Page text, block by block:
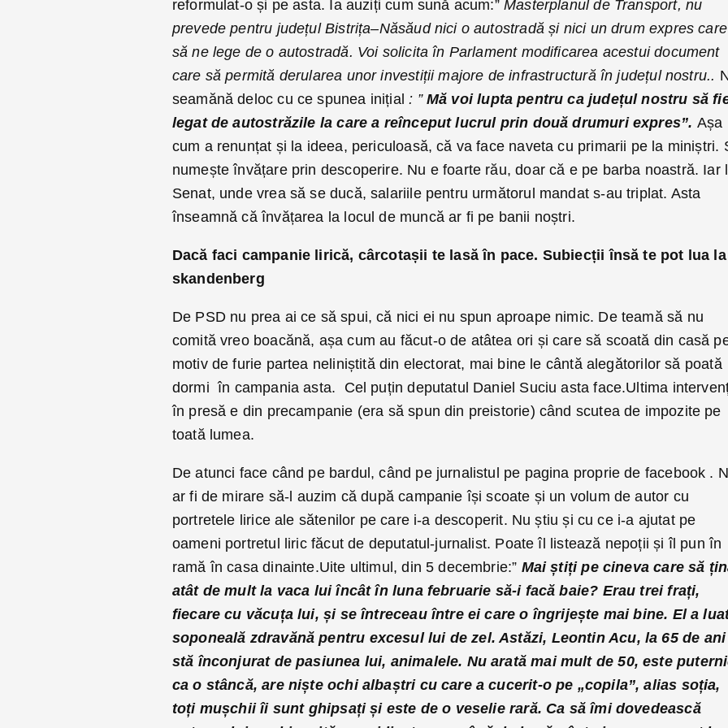
reformulat-o și pe asta. Ia auziți cum sună acum:”Masterplanul de Transport, nu
prevede pentru județul Bistrița–Năsăud nici o autostradă și nici un drum expres care
să ne lege de o autostradă. Voi solicita în Parlament modificarea acestui document
care să permită derularea unor investiții majore de infrastructură în județul nostru..
seamănă deloc cu ce spunea inițial : ” Mă voi lupta pentru ca județul nostru să
legat de autostrăzile la care a reînceput lucrul prin două drumuri expres”. Așa
cum a renunțat și la ideea, periculoasă, că va face naveta cu primarii pe la miniștri.
numește învățare prin descoperire. Nu e foarte rău, doar că e pe barba noastră. Iar
Senat, unde vrea să se ducă, salariile pentru următorul mandat s-au triplat. Asta
înseamnă că învățarea la locul de muncă ar fi pe banii noștri.
Dacă faci campanie lirică, cârcotașii te lasă în pace. Subiecții însă te pot lua la
skandenberg
De PSD nu prea ai ce să spui, că nici ei nu spun aproape nimic. De teamă să nu
comită vreo boacănă, așa cum au făcut-o de atâtea ori și care să scoată din casă
motiv de furie partea neliniștită din electorat, mai bine le cântă alegătorilor să poată
dormi în campania asta. Cel puțin deputatul Daniel Suciu asta face.Ultima
în presă e din precampanie (era să spun din preistorie) când scutea de impozite pe
toată lumea.
De atunci face când pe bardul, când pe jurnalistul pe pagina proprie de facebook .
ar fi de mirare să-l auzim că după campanie își scoate și un volum de autor cu
portretele lirice ale sătenilor pe care i-a descoperit. Nu știu și cu ce i-a ajutat pe
oameni portretul liric făcut de deputatul-jurnalist. Poate îl listează nepoții și îl pun în
ramă în casa dinainte.Uite ultimul, din 5 decembrie:” Mai știți pe cineva care să
atât de mult la vaca lui încât în luna februarie să-i facă baie? Erau trei frați,
fiecare cu văcuța lui, și se întreceau între ei care o îngrijește mai bine. El a
soponeală zdravănă pentru excesul lui de zel. Astăzi, Leontin Acu, la 65 de ani
stă înconjurat de pasiunea lui, animalele. Nu arată mai mult de 50, este
ca o stâncă, are niște ochi albaștri cu care a cucerit-o pe „copila”, alias soția,
toți mușchii îi sunt ghipsați și este de o veselie rară. Ca să îmi dovedească